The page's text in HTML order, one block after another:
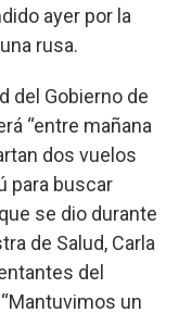
ayer por la
rusa.
del Gobierno de
“entre mañana
dos vuelos
para buscar
se dio durante
de Salud, Carla
del
un